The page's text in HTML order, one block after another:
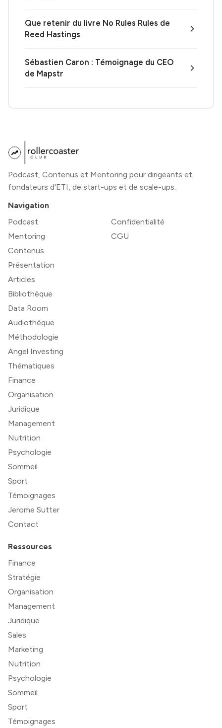
Que retenir du livre No Rules Rules de
Reed Hastings
Sébastien Caron : Témoignage du CEO
de Mapstr
Podcast, Contenus et Mentoring pour dirigeants et
fondateurs d'ETI, de start-ups et de scale-ups.
Navigation
Podcast
Mentoring
Contenus
Présentation
Articles
Bibliothèque
Data Room
Audiothèque
Méthodologie
Angel Investing
Thématiques
Finance
Organisation
Juridique
Management
Nutrition
Psychologie
Sommeil
Sport
Témoignages
Jerome Sutter
Contact
Confidentialité
CGU
Ressources
Finance
Stratégie
Organisation
Management
Juridique
Sales
Marketing
Nutrition
Psychologie
Sommeil
Sport
Témoignages